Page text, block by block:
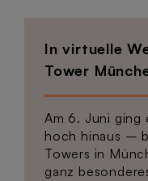
In virtuelle
Tower
Am 6. Juni ging
hoch hinaus –
Towers in
ganz